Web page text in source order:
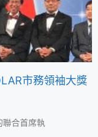
市務領袖大獎
合首席執